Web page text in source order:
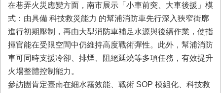
開
徵
信
網
站
導
覽
在巷弄火災應變方面，南市展示「小車前突、大車後援」模
式：由具備 科技救災能力 的幫浦消防車先行深入狹窄街廓
進行初期壓制，再由大型消防車補足水源與後續作業，使指
揮官能在受限空間中仍維持高度戰術彈性。此外，幫浦消防
車可同時支援冷卻、排煙、阻絕延燒等多項任務，有效提升
火場整體控制能力。
參訪團肯定臺南在細水霧效能、戰術 SOP 模組化、科技救